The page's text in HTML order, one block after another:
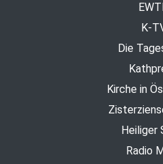
K-
Die
Kirche in
Heiliger
Radio